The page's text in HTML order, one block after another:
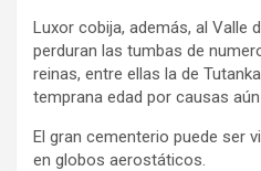
Luxor cobija, además, al Valle
perduran las tumbas de
reinas, entre ellas la de
temprana edad por causas
El gran cementerio puede ser
en globos aerostáticos.